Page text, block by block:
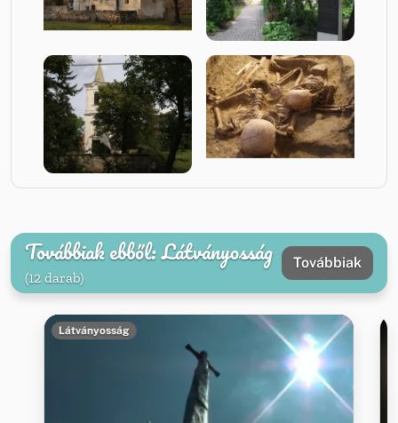
Továbbiak ebből: Látványosság
(12 darab)
Továbbiak
Látványosság